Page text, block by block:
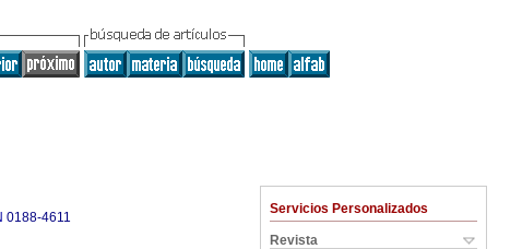
Servicios Personalizados
Revista
0188-4611